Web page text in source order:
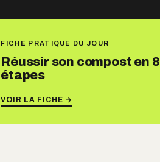
FICHE PRATIQUE DU JOUR
Réussir son compost en 8
étapes
VOIR LA FICHE →